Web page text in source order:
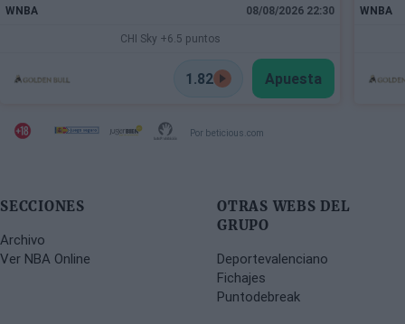
WNBA 08/08/2026 22:30
CHI Sky +6.5 puntos
1.82 Apuesta
WNBA
Por beticious.com
SECCIONES
Archivo
Ver NBA Online
OTRAS WEBS DEL
GRUPO
Deportevalenciano
Fichajes
Puntodebreak